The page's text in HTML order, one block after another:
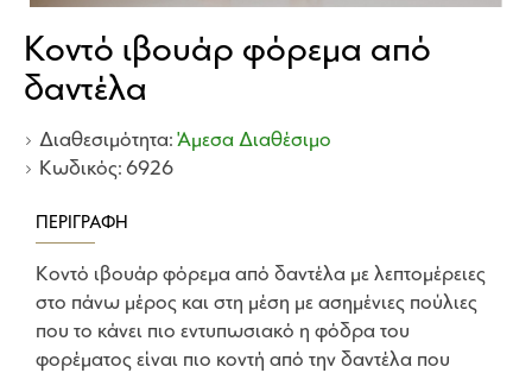
Kοντό ιβουάρ φόρεμα από
δαντέλα
Διαθεσιμότητα: Άμεσα Διαθέσιμο
Κωδικός: 6926
ΠΕΡΙΓΡΑΦΉ
Kοντό ιβουάρ φόρεμα από δαντέλα με λεπτομέρειες
στο πάνω μέρος και στη μέση με ασημένιες πούλιες
που το κάνει πιο εντυπωσιακό η φόδρα του
φορέματος είναι πιο κοντή από την δαντέλα που